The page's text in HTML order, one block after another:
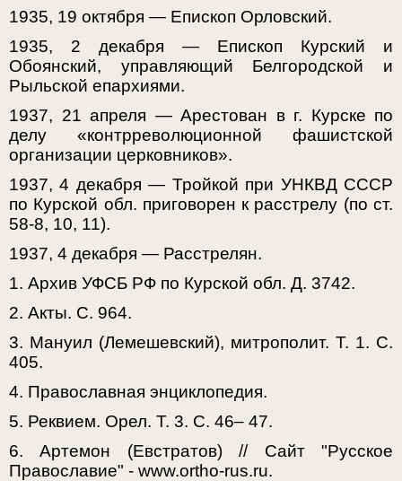
1935, 19 октября — Епископ Орловский.
1935, 2 декабря — Епископ Курский и
Обоянский, управляющий Белгородской и
Рыльской епархиями.
1937, 21 апреля — Арестован в г. Курске по
делу «контрреволюционной фашистской
организации церковников».
1937, 4 декабря — Тройкой при УНКВД СССР
по Курской обл. приговорен к расстрелу (по ст.
58-8, 10, 11).
1937, 4 декабря — Расстрелян.
1. Архив УФСБ РФ по Курской обл. Д. 3742.
2. Акты. С. 964.
3. Мануил (Лемешевский), митрополит. Т. 1. С.
405.
4. Православная энциклопедия.
5. Реквием. Орел. Т. 3. С. 46– 47.
6. Артемон (Евстратов) // Сайт "Русское
Православие" - www.ortho-rus.ru.